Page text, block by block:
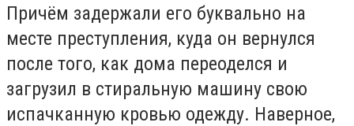
Причём задержали его буквально на
месте преступления, куда он вернулся
после того, как дома переоделся и
загрузил в стиральную машину свою
испачканную кровью одежду. Наверное,